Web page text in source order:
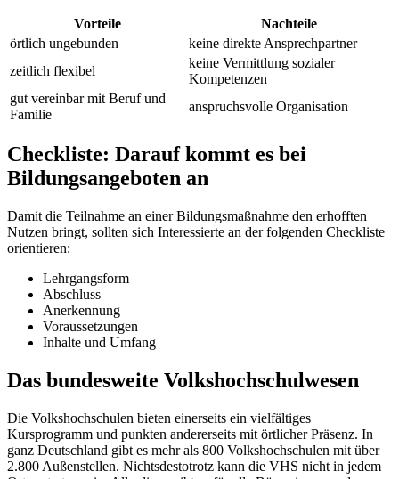
Vorteile
Nachteile
örtlich ungebunden
keine direkte Ansprechpartner
zeitlich flexibel
keine Vermittlung sozialer
Kompetenzen
gut vereinbar mit Beruf und
Familie
anspruchsvolle Organisation
Checkliste: Darauf kommt es bei
Bildungsangeboten an
Damit die Teilnahme an einer Bildungsmaßnahme den erhofften
Nutzen bringt, sollten sich Interessierte an der folgenden Checkliste
orientieren:
Lehrgangsform
Abschluss
Anerkennung
Voraussetzungen
Inhalte und Umfang
Das bundesweite Volkshochschulwesen
Die Volkshochschulen bieten einerseits ein vielfältiges
Kursprogramm und punkten andererseits mit örtlicher Präsenz. In
ganz Deutschland gibt es mehr als 800 Volkshochschulen mit über
2.800 Außenstellen. Nichtsdestotrotz kann die VHS nicht in jedem